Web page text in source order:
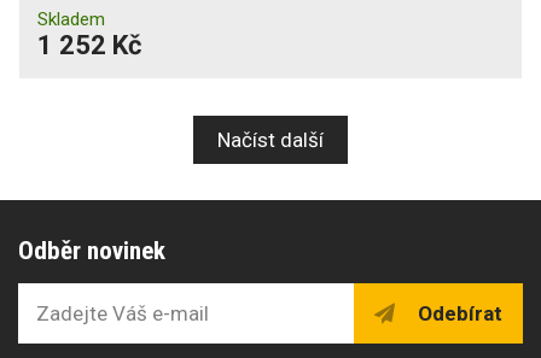
Skladem
1 252 Kč
Načíst další
Odběr novinek
Odebírat